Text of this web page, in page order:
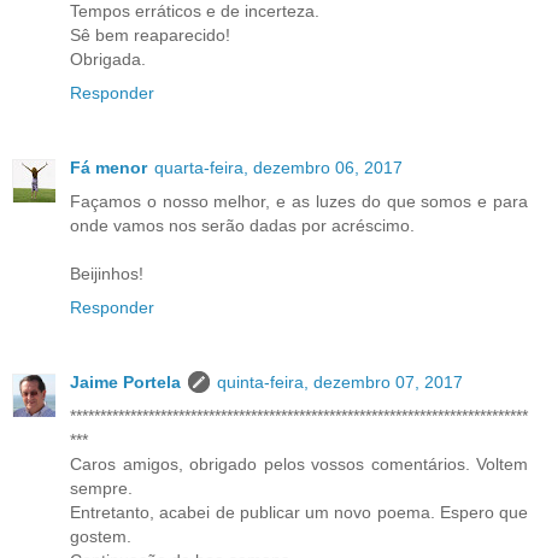
Tempos erráticos e de incerteza.
Sê bem reaparecido!
Obrigada.
Responder
Fá menor quarta-feira, dezembro 06, 2017
Façamos o nosso melhor, e as luzes do que somos e para
onde vamos nos serão dadas por acréscimo.
Beijinhos!
Responder
Jaime Portela
quinta-feira, dezembro 07, 2017
****************************************************************************
***
Caros amigos, obrigado pelos vossos comentários. Voltem
sempre.
Entretanto, acabei de publicar um novo poema. Espero que
gostem.